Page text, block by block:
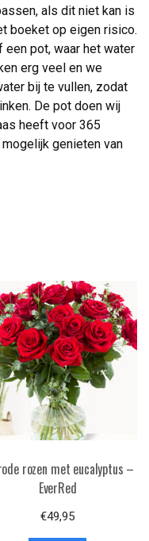
als dit niet kan is
boeket op eigen risico.
pot, waar het water
erg veel en we
bij te vullen, zodat
De pot doen wij
heeft voor 365
genieten van
rozen met eucalyptus –
EverRed
€49,95